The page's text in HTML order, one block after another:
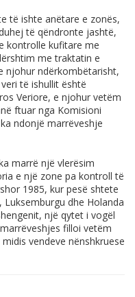
të ishte anëtare e zonës,
të qëndronte jashtë,
kontrolle kufitare me
me traktatin e
njohur ndërkombëtarisht,
të ishullit është
Veriore, e njohur vetëm
ftuar nga Komisioni
ndonjë marrëveshje
marrë një vlerësim
e një zone pa kontroll të
1985, kur pesë shtete
dhe Holanda
një qytet i vogël
filloi vetëm
vendeve nënshkruese